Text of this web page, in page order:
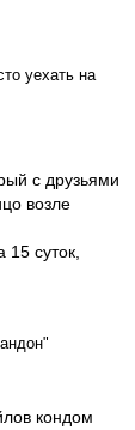
уехать на
с друзьями
возле
суток,
кондом